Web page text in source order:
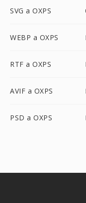
SVG a OXPS
WEBP a OXPS
RTF a OXPS
AVIF a OXPS
PSD a OXPS